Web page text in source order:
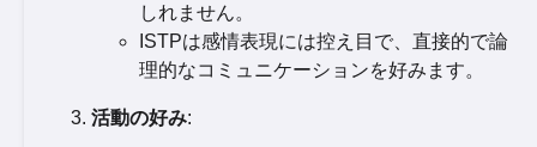
しれません。
ISTPは感情表現には控え目で、直接的で論
理的なコミュニケーションを好みます。
活動の好み: